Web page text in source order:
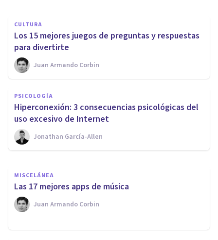
CULTURA
Los 15 mejores juegos de preguntas y respuestas
para divertirte
Juan Armando Corbin
PSICOLOGÍA
Hiperconexión: 3 consecuencias psicológicas del
uso excesivo de Internet
Jonathan García-Allen
Las 9 Apps más descargadas
en 2020
Xavier Molina
MISCELÁNEA
​Las 17 mejores apps de música
Juan Armando Corbin